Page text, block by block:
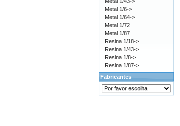
Metal 1/6->
Metal 1/64->
Metal 1/72
Metal 1/87
Resina 1/18->
Resina 1/43->
Resina 1/8->
Resina 1/87->
Fabricantes